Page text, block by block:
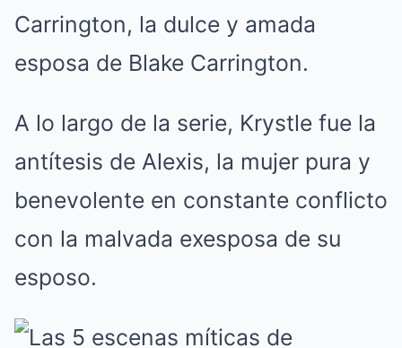
Carrington, la dulce y amada
esposa de Blake Carrington.
A lo largo de la serie, Krystle fue la
antítesis de Alexis, la mujer pura y
benevolente en constante conflicto
con la malvada exesposa de su
esposo.